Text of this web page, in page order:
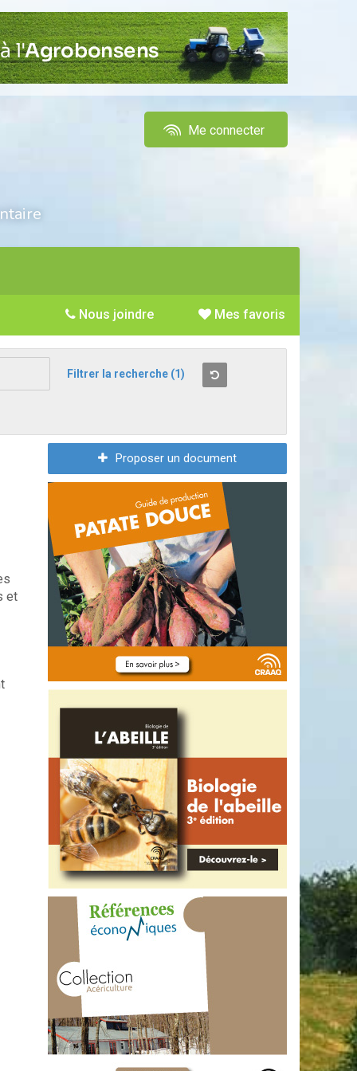
Me connecter
Mes favoris
Nous joindre
Filtrer la recherche (1)
et
Proposer un document